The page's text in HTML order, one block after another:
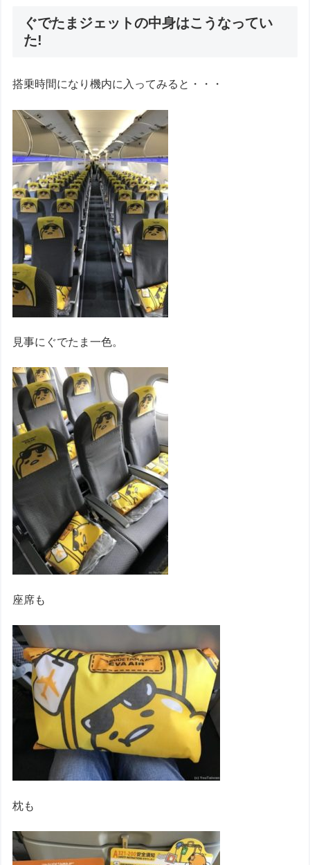
ぐでたまジェットの中身はこうなってい
た!
搭乗時間になり機内に入ってみると・・・
見事にぐでたま一色。
座席も
枕も